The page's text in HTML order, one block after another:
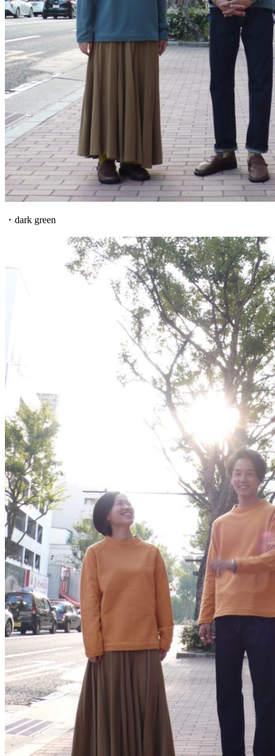
・dark green